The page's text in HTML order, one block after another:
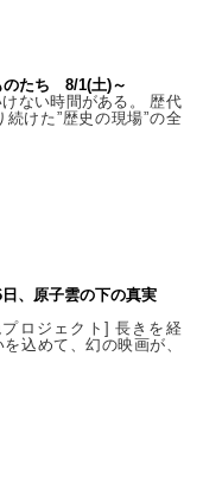
のたち 8/1(土)～
ない時間がある。 歴代
けた”歴史の現場”の全
、原子雲の下の真実
ロジェクト] 長きを経
込めて、幻の映画が、